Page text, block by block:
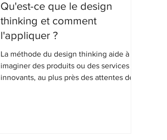
Qu'est-ce que le design
thinking et comment
l'appliquer ?
La méthode du design thinking aide à
imaginer des produits ou des services
innovants, au plus près des attentes des